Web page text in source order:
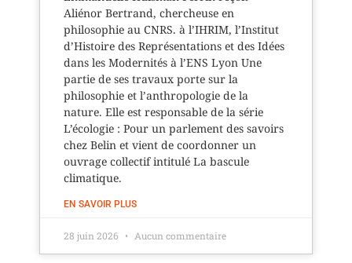
Aliénor Bertrand, chercheuse en
philosophie au CNRS. à l’IHRIM, l’Institut
d’Histoire des Représentations et des Idées
dans les Modernités à l’ENS Lyon Une
partie de ses travaux porte sur la
philosophie et l’anthropologie de la
nature. Elle est responsable de la série
L’écologie : Pour un parlement des savoirs
chez Belin et vient de coordonner un
ouvrage collectif intitulé La bascule
climatique.
EN SAVOIR PLUS
28 juin 2026 Aucun commentaire